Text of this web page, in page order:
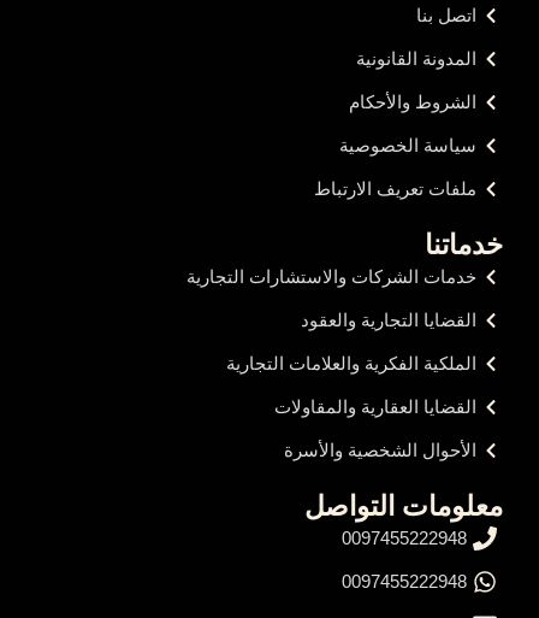
اتصل بنا
المدونة القانونية
الشروط والأحكام
سياسة الخصوصية
ملفات تعريف الارتباط
خدماتنا
خدمات الشركات والاستشارات التجارية
القضايا التجارية والعقود
الملكية الفكرية والعلامات التجارية
القضايا العقارية والمقاولات
الأحوال الشخصية والأسرة
معلومات التواصل
0097455222948
0097455222948